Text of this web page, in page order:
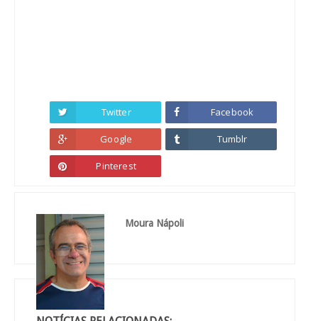
Twitter Facebook
Google Tumblr
Pinterest
Moura Nápoli